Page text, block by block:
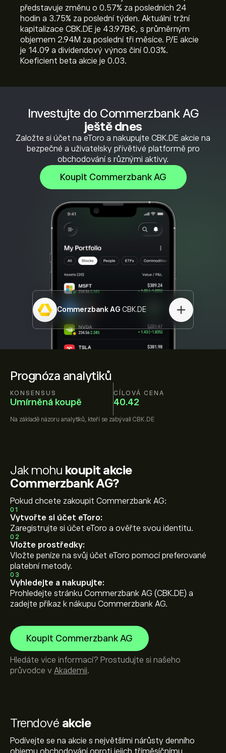
Prognóza analytiků
KONSENSUS
Umírněná koupě
CÍLOVÁ CENA
40.42
Na základě názoru analytiků, kteří se zabývali CBK.DE
Investujte do Commerzbank AG
ještě dnes
Založte si účet na eToro a nakupujte CBK.DE akcie na
bezpečné a uživatelsky přívětivé platformě pro
obchodování s různými aktivy.
Koupit Commerzbank AG
Commerzbank AG CBK.DE
Trendové akcie
Podívejte se na akcie s největšími nárůsty denního
představuje změnu o ‎0.57‎% za posledních 24
hodin a ‎3.75‎% za poslední týden. Aktuální tržní
kapitalizace CBK.DE je 43.97B‎€‎, s průměrným
objemem 2.94M za poslední tři měsíce. P/E akcie
je 14.09 a dividendový výnos činí 0.03%.
Koeficient beta akcie je 0.03.
Jak mohu koupit akcie
Commerzbank AG?
Pokud chcete zakoupit Commerzbank AG:
01
Vytvořte si účet eToro:
Zaregistrujte si účet eToro a ověřte svou identitu.
02
Vložte prostředky:
Vložte peníze na svůj účet eToro pomocí preferované
platební metody.
03
Vyhledejte a nakupujte:
Prohledejte stránku Commerzbank AG (CBK.DE) a
zadejte příkaz k nákupu Commerzbank AG.
Koupit Commerzbank AG
Hledáte vice informací? Prostudujte si našeho
průvodce v Akademii.